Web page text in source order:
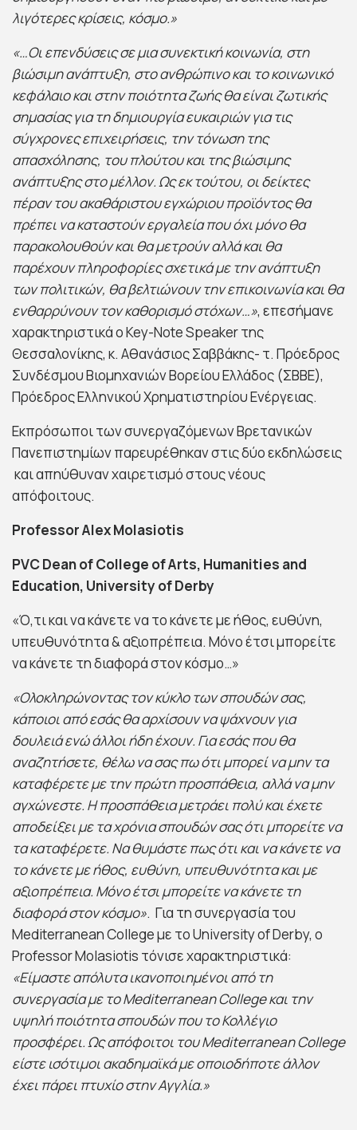
λιγότερες κρίσεις, κόσμο.»
«…Οι επενδύσεις σε μια συνεκτική κοινωνία, στη
βιώσιμη ανάπτυξη, στο ανθρώπινο και το κοινωνικό
κεφάλαιο και στην ποιότητα ζωής θα είναι ζωτικής
σημασίας για τη δημιουργία ευκαιριών για τις
σύγχρονες επιχειρήσεις, την τόνωση της
απασχόλησης, του πλούτου και της βιώσιμης
ανάπτυξης στο μέλλον. Ως εκ τούτου, οι δείκτες
πέραν του ακαθάριστου εγχώριου προϊόντος θα
πρέπει να καταστούν εργαλεία που όχι μόνο θα
παρακολουθούν και θα μετρούν αλλά και θα
παρέχουν πληροφορίες σχετικά με την ανάπτυξη
των πολιτικών, θα βελτιώνουν την επικοινωνία και θα
ενθαρρύνουν τον καθορισμό στόχων…», επεσήμανε
χαρακτηριστικά ο Key-Note Speaker της
Θεσσαλονίκης, κ. Αθανάσιος Σαββάκης- τ. Πρόεδρος
Συνδέσμου Βιομηχανιών Βορείου Ελλάδος (ΣΒΒΕ),
Πρόεδρος Ελληνικού Χρηματιστηρίου Ενέργειας.
Εκπρόσωποι των συνεργαζόμενων Βρετανικών
Πανεπιστημίων παρευρέθηκαν στις δύο εκδηλώσεις
και απηύθυναν χαιρετισμό στους νέους
απόφοιτους.
Professor Alex Molasiotis
PVC Dean of College of Arts, Humanities and
Education, University of Derby
«Ό,τι και να κάνετε να το κάνετε με ήθος, ευθύνη,
υπευθυνότητα & αξιοπρέπεια. Μόνο έτσι μπορείτε
να κάνετε τη διαφορά στον κόσμο…»
«Ολοκληρώνοντας τον κύκλο των σπουδών σας,
κάποιοι από εσάς θα αρχίσουν να ψάχνουν για
δουλειά ενώ άλλοι ήδη έχουν. Για εσάς που θα
αναζητήσετε, θέλω να σας πω ότι μπορεί να μην τα
καταφέρετε με την πρώτη προσπάθεια, αλλά να μην
αγχώνεστε. Η προσπάθεια μετράει πολύ και έχετε
αποδείξει με τα χρόνια σπουδών σας ότι μπορείτε να
τα καταφέρετε. Να θυμάστε πως ότι και να κάνετε να
το κάνετε με ήθος, ευθύνη, υπευθυνότητα και με
αξιοπρέπεια. Μόνο έτσι μπορείτε να κάνετε τη
διαφορά στον κόσμο». Για τη συνεργασία του
Mediterranean College με το University of Derby, ο
Professor Molasiotis τόνισε χαρακτηριστικά:
«Είμαστε απόλυτα ικανοποιημένοι από τη
συνεργασία με τοMediterraneanCollegeκαι την
υψηλή ποιότητα σπουδών που το Κολλέγιο
προσφέρει. Ως απόφοιτοι τουMediterraneanCollege
είστε ισότιμοι ακαδημαϊκά με οποιοδήποτε άλλον
έχει πάρει πτυχίο στην Αγγλία.»